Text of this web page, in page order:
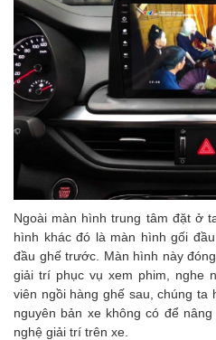
Ngoài màn hình trung tâm đặt ở
hình khác đó là màn hình gối
đầu ghế trước. Màn hình này
giải trí phục vụ xem phim, nghe
viên ngồi hàng ghế sau, chúng ta
nguyên bản xe không có để
nghệ giải trí trên xe.